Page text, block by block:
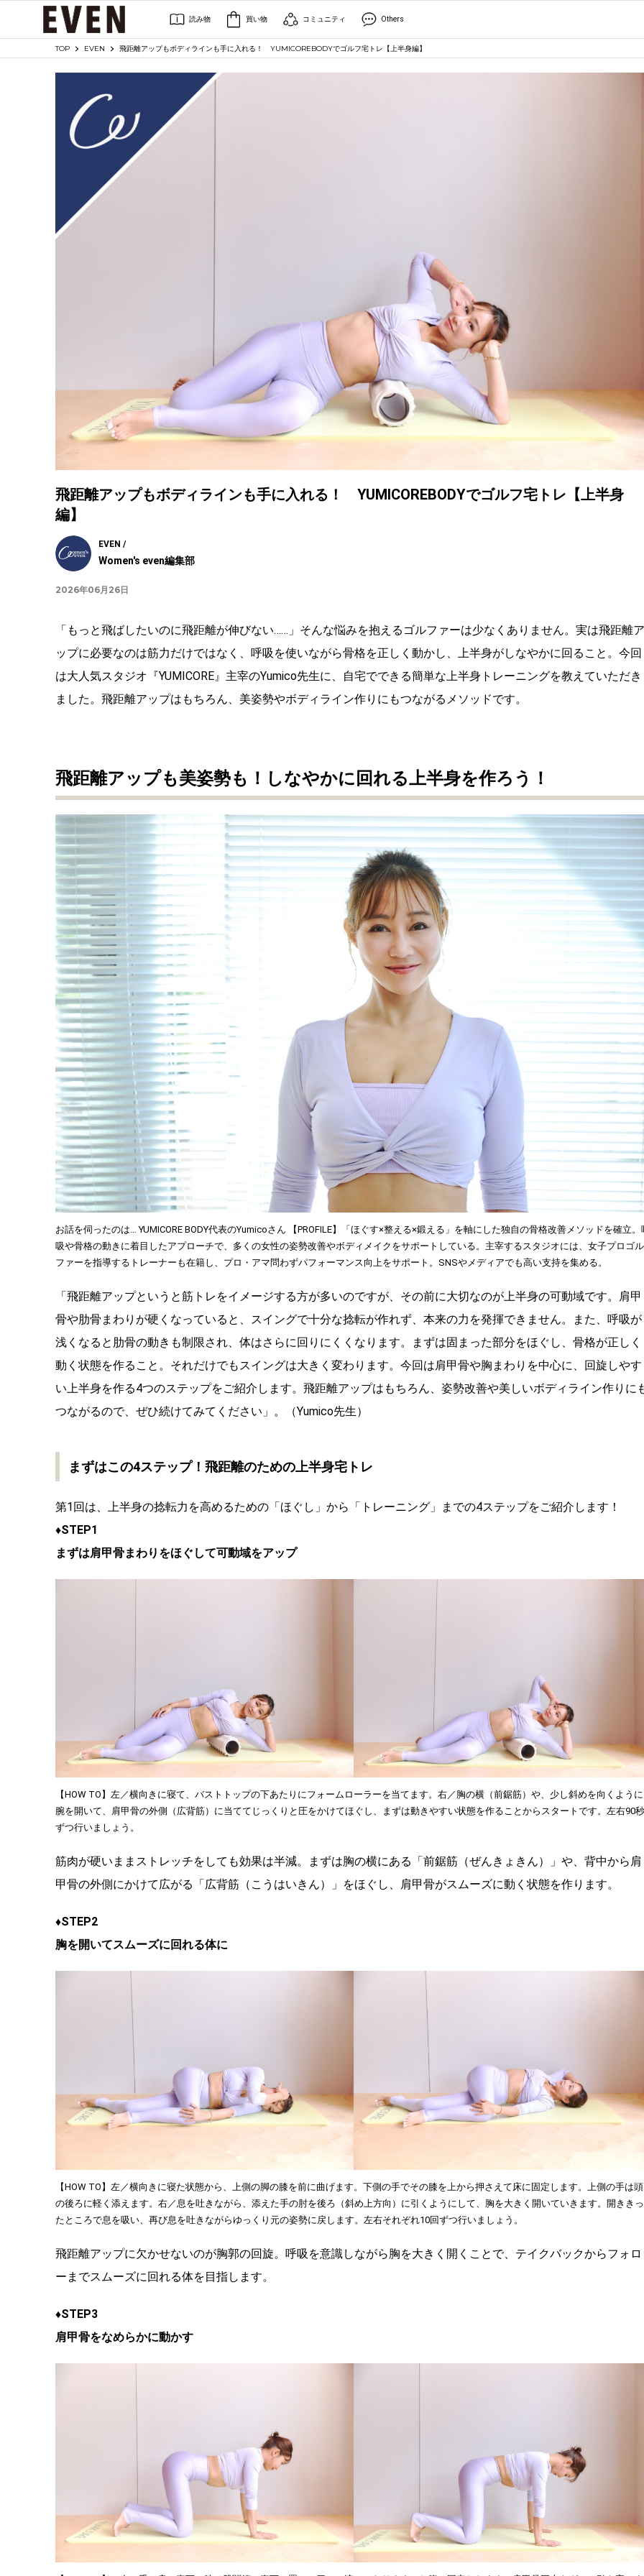
読み物 買い物 コミュニティ Others
TOP EVEN 飛距離アップもボディラインも手に入れる！ YUMICOREBODYでゴルフ宅トレ【上半身編】
飛距離アップもボディラインも手に入れる！ YUMICOREBODYでゴルフ宅トレ【上半身
編】
EVEN /
Women's even編集部
2026年06月26日
「もっと飛ばしたいのに飛距離が伸びない……」そんな悩みを抱えるゴルファーは少なくありません。実は飛距離ア
ップに必要なのは筋力だけではなく、呼吸を使いながら骨格を正しく動かし、上半身がしなやかに回ること。今回
は大人気スタジオ『YUMICORE』主宰のYumico先生に、自宅でできる簡単な上半身トレーニングを教えていただき
ました。飛距離アップはもちろん、美姿勢やボディライン作りにもつながるメソッドです。
飛距離アップも美姿勢も！しなやかに回れる上半身を作ろう！
お話を伺ったのは… YUMICORE BODY代表のYumicoさん 【PROFILE】「ほぐす×整える×鍛える」を軸にした独自の骨格改善メソッドを確立。
吸や骨格の動きに着目したアプローチで、多くの女性の姿勢改善やボディメイクをサポートしている。主宰するスタジオには、女子プロゴル
ファーを指導するトレーナーも在籍し、プロ・アマ問わずパフォーマンス向上をサポート。SNSやメディアでも高い支持を集める。
「飛距離アップというと筋トレをイメージする方が多いのですが、その前に大切なのが上半身の可動域です。肩甲
骨や肋骨まわりが硬くなっていると、スイングで十分な捻転が作れず、本来の力を発揮できません。また、呼吸が
浅くなると肋骨の動きも制限され、体はさらに回りにくくなります。まずは固まった部分をほぐし、骨格が正しく
動く状態を作ること。それだけでもスイングは大きく変わります。今回は肩甲骨や胸まわりを中心に、回旋しやす
い上半身を作る4つのステップをご紹介します。飛距離アップはもちろん、姿勢改善や美しいボディライン作りに
つながるので、ぜひ続けてみてください」。（Yumico先生）
まずはこの4ステップ！飛距離のための上半身宅トレ
第1回は、上半身の捻転力を高めるための「ほぐし」から「トレーニング」までの4ステップをご紹介します！
♦STEP1
まずは肩甲骨まわりをほぐして可動域をアップ
【HOW TO】左／横向きに寝て、バストトップの下あたりにフォームローラーを当てます。右／胸の横（前鋸筋）や、少し斜めを向くように
腕を開いて、肩甲骨の外側（広背筋）に当ててじっくりと圧をかけてほぐし、まずは動きやすい状態を作ることからスタートです。左右90秒
ずつ行いましょう。
筋肉が硬いままストレッチをしても効果は半減。まずは胸の横にある「前鋸筋（ぜんきょきん）」や、背中から肩
甲骨の外側にかけて広がる「広背筋（こうはいきん）」をほぐし、肩甲骨がスムーズに動く状態を作ります。
♦STEP2
胸を開いてスムーズに回れる体に
【HOW TO】左／横向きに寝た状態から、上側の脚の膝を前に曲げます。下側の手でその膝を上から押さえて床に固定します。上側の手は頭
の後ろに軽く添えます。右／息を吐きながら、添えた手の肘を後ろ（斜め上方向）に引くようにして、胸を大きく開いていきます。開ききっ
たところで息を吸い、再び息を吐きながらゆっくり元の姿勢に戻します。左右それぞれ10回ずつ行いましょう。
飛距離アップに欠かせないのが胸郭の回旋。呼吸を意識しながら胸を大きく開くことで、テイクバックからフォロ
ーまでスムーズに回れる体を目指します。
♦STEP3
肩甲骨をなめらかに動かす